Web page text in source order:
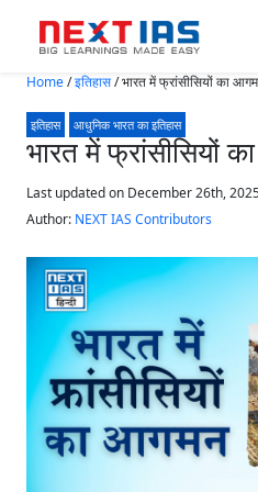
Skip to main content
Home/इतिहास/भारत में फ्रांसीसियों का
इतिहास आधुनिक भारत का इतिहास
भारत में फ्रांसीसियों
Last updated on December 26th,
Author: NEXT IAS Contributors